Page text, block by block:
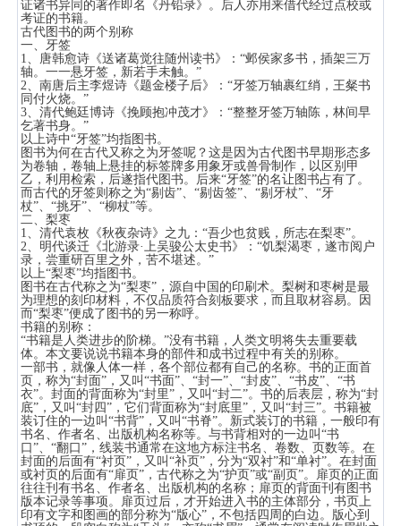
证诸书异同的著作即名《丹铅录》。后人亦用来借代经过点校或
考证的书籍。
古代图书的两个别称
一、牙签
1、唐韩愈诗《送诸葛觉往随州读书》：“邺侯家多书，插架三万
轴。一一悬牙签，新若手未触。”
2、南唐后主李煜诗《题金楼子后》：“牙签万轴裹红绡，王粲书
同付火烧。”
3、清代鲍廷博诗《挽顾抱冲茂才》：“整整牙签万轴陈，林间早
乞著书身。”
以上诗中“牙签”均指图书。
图书为何在古代又称之为牙签呢？这是因为古代图书早期形态多
为卷轴，卷轴上悬挂的标签牌多用象牙或兽骨制作，以区别甲
乙，利用检索，后遂指代图书。后来“牙签”的名让图书占有了。
而古代的牙签则称之为“剔齿”、“剔齿签”、“剔牙杖”、“牙
杖”、“挑牙”、“柳杖”等。
二、梨枣
1、清代袁枚《秋夜杂诗》之九：“吾少也贫贱，所志在梨枣”。
2、明代谈迁《北游录·上吴骏公太史书》：“饥梨渴枣，遂市阅户
录，尝重研百里之外，苦不堪述。”
以上“梨枣”均指图书。
图书在古代称之为“梨枣”，源自中国的印刷术。梨树和枣树是最
为理想的刻印材料，不仅品质符合刻板要求，而且取材容易。因
而“梨枣”便成了图书的另一称呼。
书籍的别称：
“书籍是人类进步的阶梯。”没有书籍，人类文明将失去重要载
体。本文要说说书籍本身的部件和成书过程中有关的别称。
一部书，就像人体一样，各个部位都有自己的名称。书的正面首
页，称为“封面”，又叫“书面”、“封一”、“封皮”、“书皮”、“书
衣”。封面的背面称为“封里”，又叫“封二”。书的后表层，称为“封
底”，又叫“封四”，它们背面称为“封底里”，又叫“封三”。书籍被
装订住的一边叫“书背”，又叫“书脊”。新式装订的书籍，一般印有
书名、作者名、出版机构名称等。与书背相对的一边叫“书
口”、“翻口”，线装书通常在这地方标注书名、卷数、页数等。在
封面的后面有“衬页”，又叫“补页”，分为“双衬”和“单衬”。在封面
或衬页的后面有“扉页”，古代称之为“护页”或“副页”。扉页的正面
往往刊有书名、作者名、出版机构的名称；扉页的背面刊有图书
版本记录等事项。扉页过后，才开始进入书的主体部分，书页上
印有文字和图画的部分称为“版心”，不包括四周的白边。版心到